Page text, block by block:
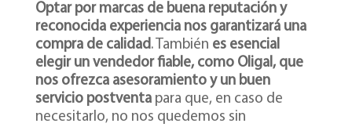
Optar por marcas de buena reputación y
reconocida experiencia nos garantizará una
compra de calidad. También es esencial
elegir un vendedor fiable, como Oligal, que
nos ofrezca asesoramiento y un buen
servicio postventapara que, en caso de
necesitarlo, no nos quedemos sin